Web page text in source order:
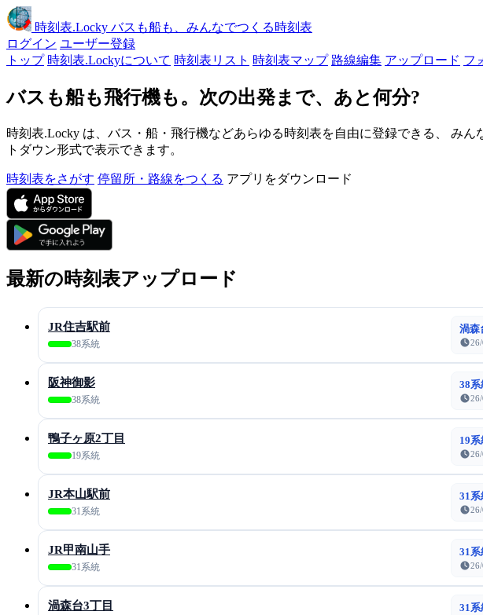
時刻表.Locky バスも船も、みんなでつくる時刻表
ログイン ユーザー登録
トップ 時刻表.Lockyについて 時刻表リスト 時刻表マップ 路線編集 アップロード フ
バスも船も飛行機も。次の出発まで、あと何分?
時刻表.Locky は、バス・船・飛行機などあらゆる時刻表を自由に登録できる、 み
トダウン形式で表示できます。
時刻表をさがす 停留所・路線をつくる アプリをダウンロード
最新の時刻表アップロード
JR住吉駅前
38系統
渦森
阪神御影
38系統
38系
鴨子ヶ原2丁目
19系統
19
JR本山駅前
31系統
31系
JR甲南山手
31系統
31系
渦森台3丁目 31系